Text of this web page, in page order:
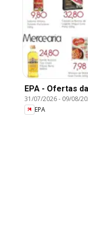
EPA - Ofertas
31/07/2026- 09/08/
EPA